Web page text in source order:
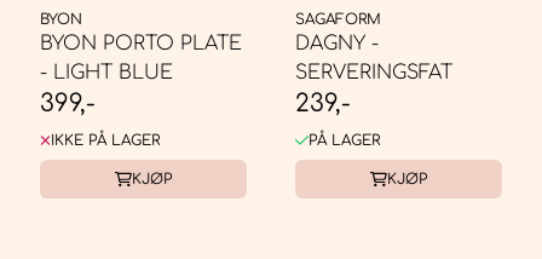
BYON
BYON PORTO PLATE
- LIGHT BLUE
399,-
IKKE PÅ LAGER
KJØP
SAGAFORM
DAGNY -
SERVERINGSFAT
239,-
PÅ LAGER
KJØP